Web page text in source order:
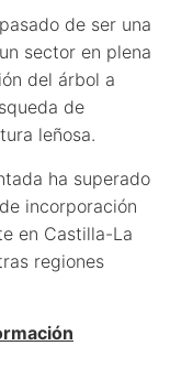
de ser una
sector en plena
del árbol a
de
leñosa.
ha superado
incorporación
en Castilla-La
regiones